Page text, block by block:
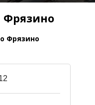
Фрязино
Фрязино